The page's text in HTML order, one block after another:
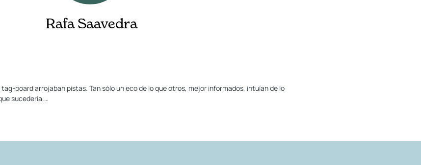
Rafa Saavedra
board arrojaban pistas. Tan sólo un eco de lo que otros, mejor informados, intuían de lo
sucedería.…